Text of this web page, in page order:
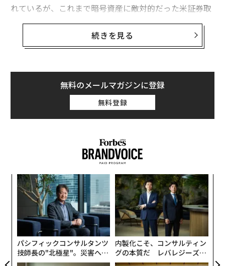
れているが、これまで暗号資産に敵対的だった米証券取
引委員会（SEC）が、その態度を軟化させつつあること
が、新たなリーク情報で判明した。
を承認したが、FOXニュースのエリノア・テレット記者
は、「ソラナ（SOL）の現物ETFの立ち上げを計画する
発行者との話し合いは、現在進展しており、SECは各申
請企業とのS-1（登録届出書）に関する協議を開始し
た」と11月21日にX（旧ツイッター）に投稿した。これ
暗号資産を手掛ける投資会社のVanEckやBitwise、21Sh
ares、Canary Capitalらは、ここ数カ月の間に相次いで
ソラナETFの立ち上げを申請していた。米国では1月にビ
ットコインの現物ETFが初めて承認されたのに続いて、7
月には時価総額で2位のイーサリアムの現物ETFが承認さ
れたが、イーサリアムETFは、ビットコインETFほどの
注目を集めていない。
続きを見る
無料のメールマガジンに登録
無料登録
パシフィックコンサルタンツ
技師長の"北極星"。災害への
無力感を乗り越え見つけた、
内製化こそ、コンサルティン
グの本質だ レバレジーズが
実践する、次世代ファームの